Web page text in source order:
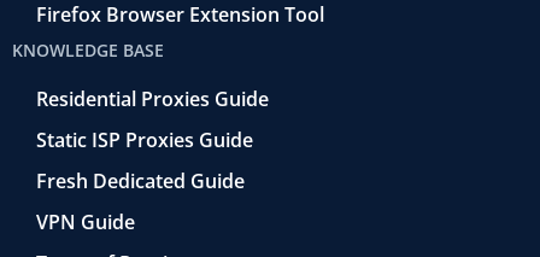
Firefox Browser Extension Tool
KNOWLEDGE BASE
Residential Proxies Guide
Static ISP Proxies Guide
Fresh Dedicated Guide
VPN Guide